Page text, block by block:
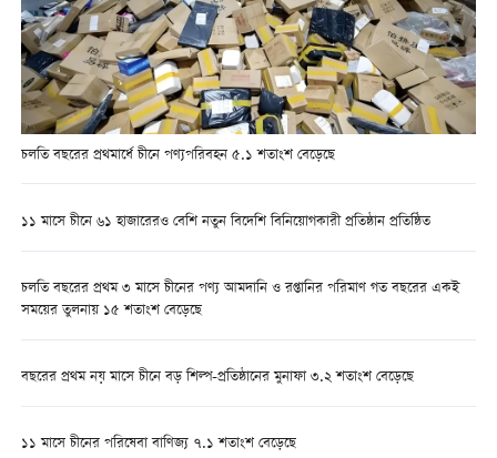
চলতি বছরের প্রথমার্ধে চীনে পণ্যপরিবহন ৫.১ শতাংশ বেড়েছে
১১ মাসে চীনে ৬১ হাজারেরও বেশি নতুন বিদেশি বিনিয়োগকারী প্রতিষ্ঠান প্রতিষ্ঠিত
চলতি বছরের প্রথম ৩ মাসে চীনের পণ্য আমদানি ও রপ্তানির পরিমাণ গত বছরের একই
সময়ের তুলনায় ১৫ শতাংশ বেড়েছে
বছরের প্রথম নয় মাসে চীনে বড় শিল্প-প্রতিষ্ঠানের মুনাফা ৩.২ শতাংশ বেড়েছে
১১ মাসে চীনের পরিষেবা বাণিজ্য ৭.১ শতাংশ বেড়েছে